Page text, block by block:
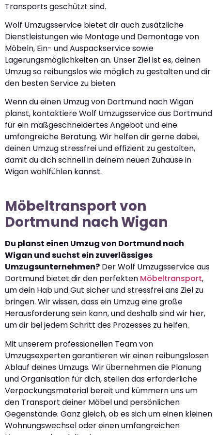
Transports geschützt sind.
Wolf Umzugsservice bietet dir auch zusätzliche
Dienstleistungen wie Montage und Demontage von
Möbeln, Ein- und Auspackservice sowie
Lagerungsmöglichkeiten an. Unser Ziel ist es, deinen
Umzug so reibungslos wie möglich zu gestalten und dir
den besten Service zu bieten.
Wenn du einen Umzug von Dortmund nach Wigan
planst, kontaktiere Wolf Umzugsservice aus Dortmund
für ein maßgeschneidertes Angebot und eine
umfangreiche Beratung. Wir helfen dir gerne dabei,
deinen Umzug stressfrei und effizient zu gestalten,
damit du dich schnell in deinem neuen Zuhause in
Wigan wohlfühlen kannst.
Möbeltransport von
Dortmund nach Wigan
Du planst einen Umzug von Dortmund nach
Wigan und suchst ein zuverlässiges
Umzugsunternehmen? Der Wolf Umzugsservice aus
Dortmund bietet dir den perfekten Möbeltransport,
um dein Hab und Gut sicher und stressfrei ans Ziel zu
bringen. Wir wissen, dass ein Umzug eine große
Herausforderung sein kann, und deshalb sind wir hier,
um dir bei jedem Schritt des Prozesses zu helfen.
Mit unserem professionellen Team von
Umzugsexperten garantieren wir einen reibungslosen
Ablauf deines Umzugs. Wir übernehmen die Planung
und Organisation für dich, stellen das erforderliche
Verpackungsmaterial bereit und kümmern uns um
den Transport deiner Möbel und persönlichen
Gegenstände. Ganz gleich, ob es sich um einen kleinen
Wohnungswechsel oder einen umfangreichen